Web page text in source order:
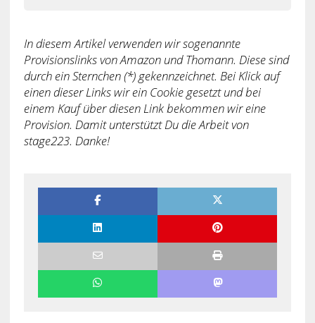
In diesem Artikel verwenden wir sogenannte
Provisionslinks von Amazon und Thomann. Diese sind
durch ein Sternchen (*) gekennzeichnet. Bei Klick auf
einen dieser Links wir ein Cookie gesetzt und bei
einem Kauf über diesen Link bekommen wir eine
Provision. Damit unterstützt Du die Arbeit von
stage223. Danke!